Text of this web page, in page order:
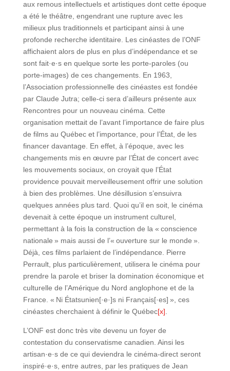
aux remous intellectuels et artistiques dont cette époque
a été le théâtre, engendrant une rupture avec les
milieux plus traditionnels et participant ainsi à une
profonde recherche identitaire. Les cinéastes de l’ONF
affichaient alors de plus en plus d’indépendance et se
sont fait·e·s en quelque sorte les porte-paroles (ou
porte-images) de ces changements. En 1963,
l’Association professionnelle des cinéastes est fondée
par Claude Jutra; celle-ci sera d’ailleurs présente aux
Rencontres pour un nouveau cinéma. Cette
organisation mettait de l’avant l’importance de faire plus
de films au Québec et l’importance, pour l’État, de les
financer davantage. En effet, à l’époque, avec les
changements mis en œuvre par l’État de concert avec
les mouvements sociaux, on croyait que l’État
providence pouvait merveilleusement offrir une solution
à bien des problèmes. Une désillusion s’ensuivra
quelques années plus tard. Quoi qu’il en soit, le cinéma
devenait à cette époque un instrument culturel,
permettant à la fois la construction de la « conscience
nationale » mais aussi de l’« ouverture sur le monde ».
Déjà, ces films parlaient de l’indépendance. Pierre
Perrault, plus particulièrement, utilisera le cinéma pour
prendre la parole et briser la domination économique et
culturelle de l’Amérique du Nord anglophone et de la
France. « Ni Étatsunien[·e·]s ni Français[·es] », ces
cinéastes cherchaient à définir le Québec[x].
L’ONF est donc très vite devenu un foyer de
contestation du conservatisme canadien. Ainsi les
artisan·e·s de ce qui deviendra le cinéma-direct seront
inspiré·e·s, entre autres, par les pratiques de Jean